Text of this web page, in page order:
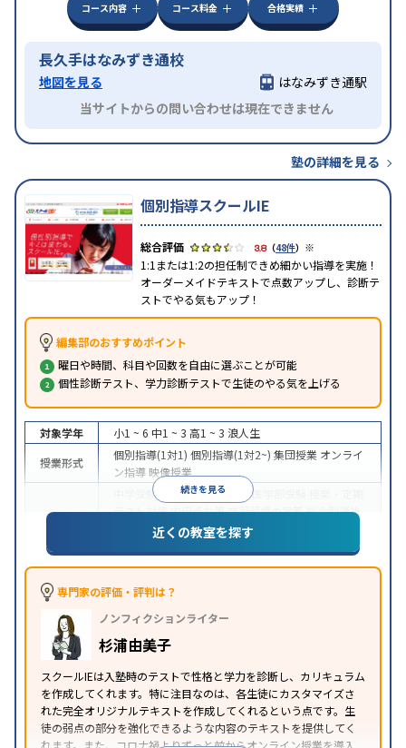
コース内容
コース料金 合格実績
長久手はなみずき通校
地図を見る
はなみずき通駅
当サイトからの問い合わせは現在できません
塾の詳細を見る
個別指導スクールIE
3.8（48件） ※
1:1または1:2の担任制できめ細かい指導を実施！
オーダーメイドテキストで点数アップし、診断テ
ストでやる気もアップ！
編集部のおすすめポイント
曜日や時間、科目や回数を自由に選ぶことが可能
個性診断テスト、学力診断テストで生徒のやる気を上げる
続きを見る
対象学年 小1 ~ 6 中1 ~ 3 高1 ~ 3 浪人生
授業形式
個別指導(1対1) 個別指導(1対2~) 集団授業 オンライ
ン指導 映像授業
中学受験 高校受験大学受験 医学部受験
テスト対策内申点対策学習習慣の定着総合型選抜
(旧AO)対策 推薦入試対策学校別特化対策
中高一貫校生に対応
可能季節講習のみの受講可
※2023年3月調査。小学校高学年の個別指導塾アンケート調査方法
近くの教室を探す
専門家の評価・評判は？
ノンフィクションライター
杉浦由美子
スクールIEは入塾時のテストで性格と学力を診断し、カリキュラム
を作成してくれます。特に注目なのは、各生徒にカスタマイズさ
れた完全オリジナルテキストを作成してくれるという点です。生
徒の弱点の部分を強化できるような内容のテキストを提供してく
れます。また、コロナ禍よりずっと前からオンライン授業を導入